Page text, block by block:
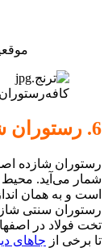
6. رستوران شازده اصفهانی اصفهان
رستوران شازده
شمار می‌آید. محیط
است و به همان
رستوران سنتی
تخت فولاد در
تا برخی از جاهای